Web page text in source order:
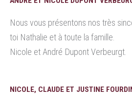
Nous vous présentons nos très
toi Nathalie et à toute la famille.
Nicole et André Dupont Verbeurgt.
NICOLE, CLAUDE ET JUSTINE